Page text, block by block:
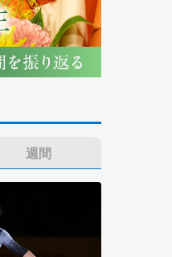
週間